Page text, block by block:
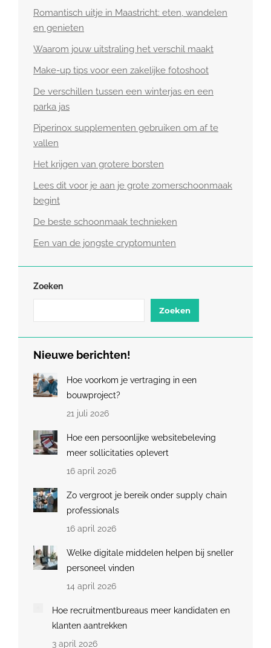
Romantisch uitje in Maastricht: eten, wandelen
en genieten
Waarom jouw uitstraling het verschil maakt
Make-up tips voor een zakelijke fotoshoot
De verschillen tussen een winterjas en een
parka jas
Piperinox supplementen gebruiken om af te
vallen
Het krijgen van grotere borsten
Lees dit voor je aan je grote zomerschoonmaak
begint
De beste schoonmaak technieken
Een van de jongste cryptomunten
Zoeken
Zoeken
Nieuwe berichten!
Hoe voorkom je vertraging in een
bouwproject?
21 juli 2026
Hoe een persoonlijke websitebeleving
meer sollicitaties oplevert
16 april 2026
Zo vergroot je bereik onder supply chain
professionals
16 april 2026
Welke digitale middelen helpen bij sneller
personeel vinden
14 april 2026
Hoe recruitmentbureaus meer kandidaten en
klanten aantrekken
3 april 2026